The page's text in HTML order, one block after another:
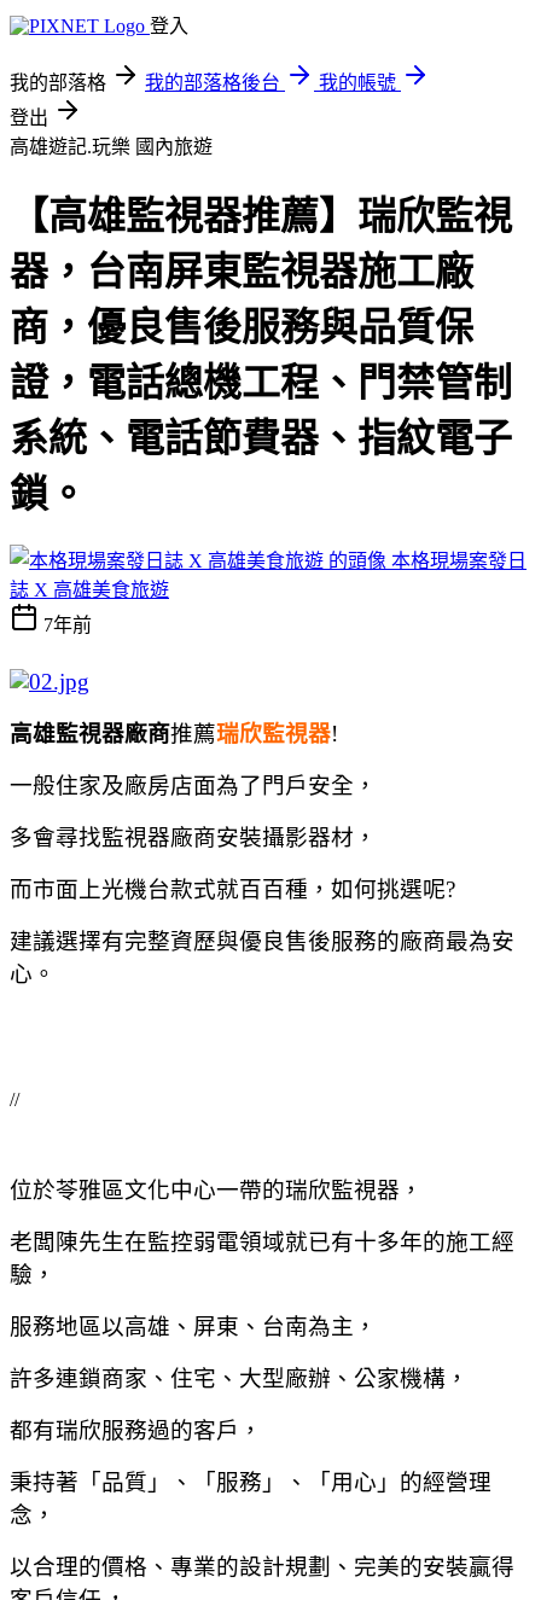
登入
我的部落格 我的部落格後台
我的帳號
登出
高雄遊記.玩樂 國內旅遊
【高雄監視器推薦】瑞欣監視
器，台南屏東監視器施工廠
商，優良售後服務與品質保
證，電話總機工程、門禁管制
系統、電話節費器、指紋電子
鎖。
本格現場案發日
誌 X 高雄美食旅遊
7年前
高雄監視器廠商推薦瑞欣監視器!
一般住家及廠房店面為了門戶安全，
多會尋找監視器廠商安裝攝影器材，
而市面上光機台款式就百百種，如何挑選呢?
建議選擇有完整資歷與優良售後服務的廠商最為安
心。
//
位於苓雅區文化中心一帶的瑞欣監視器，
老闆陳先生在監控弱電領域就已有十多年的施工經
驗，
服務地區以高雄、屏東、台南為主，
許多連鎖商家、住宅、大型廠辦、公家機構，
都有瑞欣服務過的客戶，
秉持著「品質」、「服務」、「用心」的經營理
念，
以合理的價格、專業的設計規劃、完美的安裝贏得